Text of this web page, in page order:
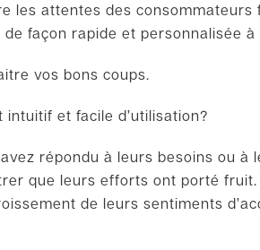
les attentes des
façon rapide et personnalisée
vos bons coups.
et facile d’utilisation?
répondu à leurs besoins ou à
que leurs efforts ont porté fruit.
de leurs sentiments